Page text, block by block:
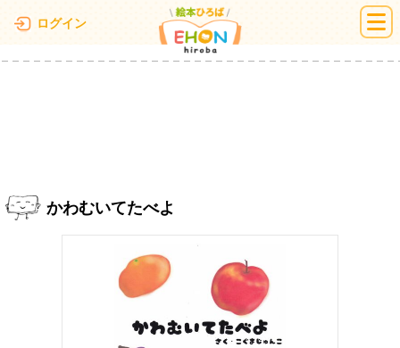
ログイン 絵本ひろば
かわむいてたべよ